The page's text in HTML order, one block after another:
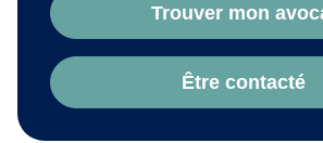
Trouver mon
Être contacté